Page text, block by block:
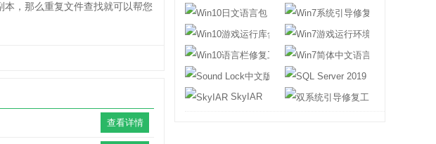
，那么重复文件查找就可以帮您
查看详情
Win10日文语言包
Win10游戏运行库合集
Win10语言栏修复工具
Sound Lock中文版
SkyIAR